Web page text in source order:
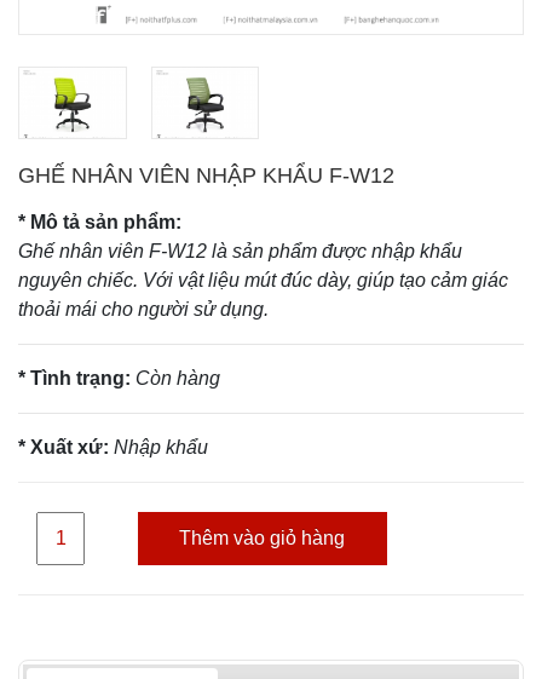
GHẾ NHÂN VIÊN NHẬP KHẨU F-W12
* Mô tả sản phẩm:
Ghế nhân viên F-W12 là sản phẩm được nhập khẩu
nguyên chiếc. Với vật liệu mút đúc dày, giúp tạo cảm giác
thoải mái cho người sử dụng.
* Tình trạng: Còn hàng
* Xuất xứ: Nhập khẩu
Thêm vào giỏ hàng